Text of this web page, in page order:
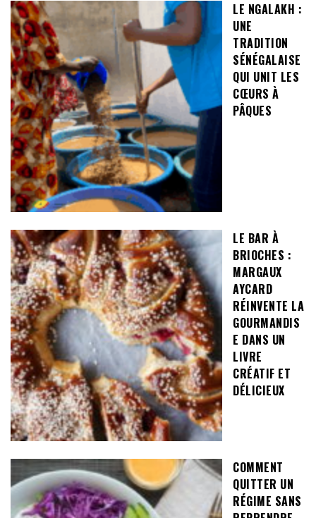
LE NGALAKH :
UNE
TRADITION
SÉNÉGALAISE
QUI UNIT LES
CŒURS À
PÂQUES
LE BAR À
BRIOCHES :
MARGAUX
AYCARD
RÉINVENTE LA
GOURMANDIS
E DANS UN
LIVRE
CRÉATIF ET
DÉLICIEUX
COMMENT
QUITTER UN
RÉGIME SANS